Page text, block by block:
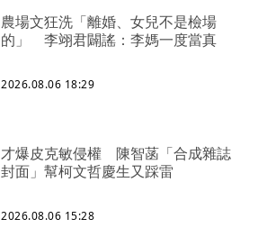
農場文狂洗「離婚、女兒不是檢場
的」 李翊君闢謠：李媽一度當真
2026.08.06 18:29
才爆皮克敏侵權 陳智菡「合成雜誌
封面」幫柯文哲慶生又踩雷
2026.08.06 15:28